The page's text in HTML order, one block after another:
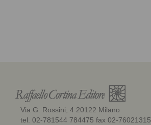
Via G. Rossini, 4 20122 Milano
tel. 02-781544 784475 fax 02-76021315